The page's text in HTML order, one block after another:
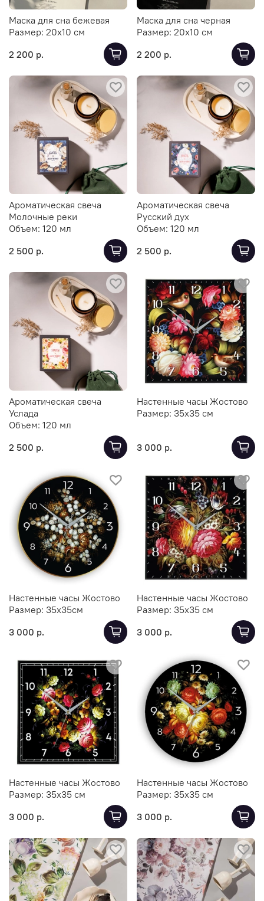
Маска для сна бежевая
Размер: 20х10 см
2 200 р.
Маска для сна черная
Размер: 20х10 см
2 200 р.
Ароматическая свеча
Молочные реки
Объем: 120 мл
2 500 р.
Ароматическая свеча
Русский дух
Объем: 120 мл
2 500 р.
Ароматическая свеча
Услада
Объем: 120 мл
2 500 р.
Настенные часы Жостово
Размер: 35х35 см
3 000 р.
Настенные часы Жостово
Размер: 35х35см
3 000 р.
Настенные часы Жостово
Размер: 35х35 см
3 000 р.
Настенные часы Жостово
Размер: 35х35 см
3 000 р.
Настенные часы Жостово
Размер: 35х35 см
3 000 р.